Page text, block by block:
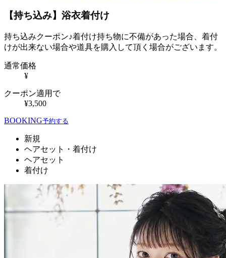
【持ち込み】浴衣着付け
持ち込みクーポン♪着付け持ち物に不備があった場合、着付
けが出来ない場合や道具を購入して頂く場合がございます。
通常価格
¥
クーポン適用で
¥3,500
BOOKING予約する
新規
ヘアセット・着付け
ヘアセット
着付け